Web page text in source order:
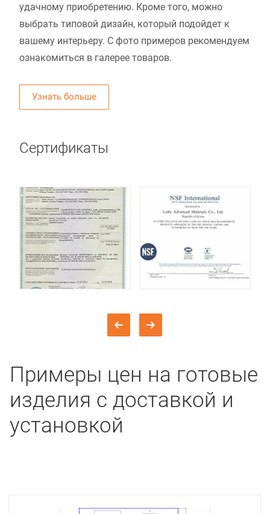
удачному приобретению. Кроме того, можно
выбрать типовой дизайн, который подойдет к
вашему интерьеру. С фото примеров рекомендуем
ознакомиться в галерее товаров.
Узнать больше
Сертификаты
Примеры цен на готовые
изделия с доставкой и
установкой